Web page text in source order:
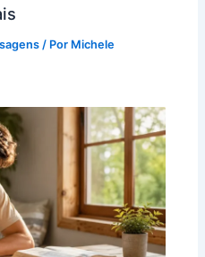
/ Por Michele